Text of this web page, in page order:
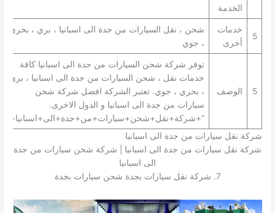
الخدمة
5
خدمات
أخرى
شحن ، نقل السيارات من جدة الى اسبانيا ، بري ، بحري
، جوي
5 الوصف
توفر شركة شحن السيارات من جدة الى اسبانيا كافة
خدمات نقل ، شحن السيارات من جدة الى اسبانيا ، بري
، بحري ، جوي. تعتبر الشركة افضل شركة شحن
سيارات من جدة الى اسبانيا و الدول الاخرى.
“+شركة+نقل+شحن+سيارات+من+جدة+الى+اسبانيا+”
شركة نقل سيارات من جدة الى اسبانيا
شركة نقل سيارات من جدة الى اسبانيا | شركة شحن سيارات من جدة
الى اسبانيا
7. شركة نقل سيارات بجدة شحن سيارات بجدة